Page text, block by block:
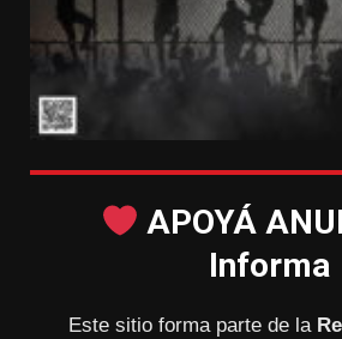
APOYÁ
Informa
Este sitio forma parte de la